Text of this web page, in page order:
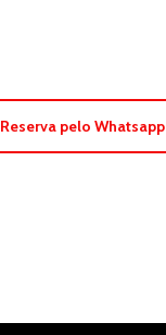
Reserva pelo Whatsapp